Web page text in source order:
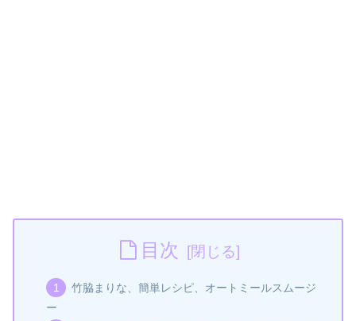
目次
竹脇まりな、簡単レシピ、オートミールスムージ
ー